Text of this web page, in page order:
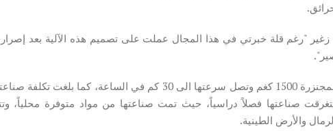
"رغم قلة خبرتي في هذا المجال عملت على تصميم هذه الآلية بعد
صناعتها فصلاً دراسياً، حيث تمت صناعتها من مواد متوفرة محلياً،
والأرض الطينية.